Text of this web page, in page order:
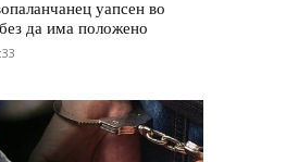
уапсен во
да има положено